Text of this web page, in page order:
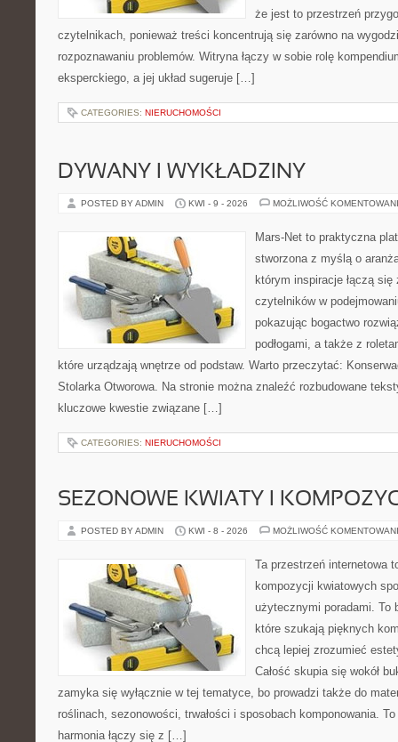
że jest to przestrzeń
czytelnikach, ponieważ treści koncentrują się zarówno na
rozpoznawaniu problemów. Witryna łączy w sobie rolę
eksperckiego, a jej układ sugeruje […]
CATEGORIES: NIERUCHOMOŚCI
DYWANY I WYKŁADZINY
POSTED BY ADMIN KWI - 9 - 2026 MOŻLIWOŚĆ
Mars-Net to praktyczna
stworzona z myślą o
którym inspiracje łączą
czytelników w
pokazując bogactwo
podłogami, a także z
które urządzają wnętrze od podstaw. Warto przeczytać:
Stolarka Otworowa. Na stronie można znaleźć rozbudowane
kluczowe kwestie związane […]
CATEGORIES: NIERUCHOMOŚCI
SEZONOWE KWIATY I
POSTED BY ADMIN KWI - 8 - 2026 MOŻLIWOŚĆ
Ta przestrzeń internetowa
kompozycji kwiatowych
użytecznymi poradami. To
które szukają pięknych
chcą lepiej zrozumieć
Całość skupia się wokół
zamyka się wyłącznie w tej tematyce, bo prowadzi także do
roślinach, sezonowości, trwałości i sposobach komponowania.
harmonia łączy się z […]